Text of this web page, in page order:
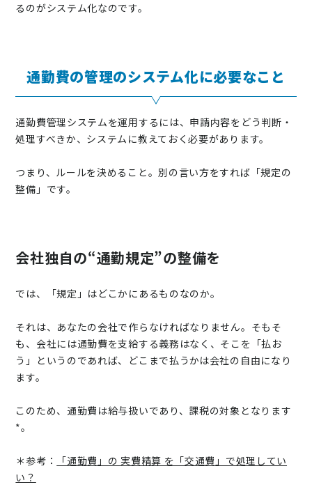
るのがシステム化なのです。
通勤費の管理のシステム化に必要なこと
通勤費管理システムを運用するには、申請内容をどう判断・
処理すべきか、システムに教えておく必要があります。
つまり、ルールを決めること。別の言い方をすれば「規定の
整備」です。
会社独自の“通勤規定”の整備を
では、「規定」はどこかにあるものなのか。
それは、あなたの会社で作らなければなりません。そもそ
も、会社には通勤費を支給する義務はなく、そこを「払お
う」というのであれば、どこまで払うかは会社の自由になり
ます。
このため、通勤費は給与扱いであり、課税の対象となります
*。
＊参考：
「通勤費」の 実費精算 を「交通費」で処理してい
い？